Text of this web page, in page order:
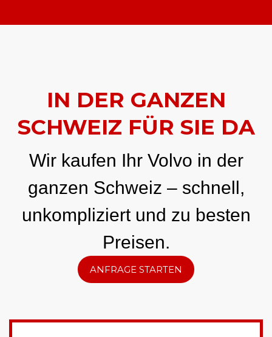
IN DER GANZEN
SCHWEIZ FÜR SIE DA
Wir kaufen Ihr Volvo in der
ganzen Schweiz – schnell,
unkompliziert und zu besten
Preisen.
ANFRAGE STARTEN